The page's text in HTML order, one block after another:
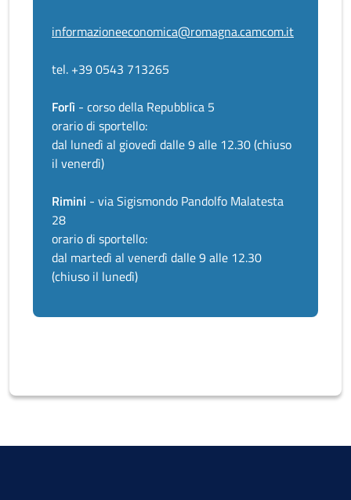
informazioneeconomica@romagna.camcom.it
tel. +39 0543 713265
Forlì - corso della Repubblica 5
orario di sportello:
dal lunedì al giovedì dalle 9 alle 12.30 (chiuso
il venerdì)
Rimini - via Sigismondo Pandolfo Malatesta
28
orario di sportello:
dal martedì al venerdì dalle 9 alle 12.30
(chiuso il lunedì)